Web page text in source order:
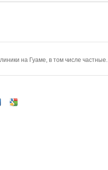
на Гуаме, в том числе частные.